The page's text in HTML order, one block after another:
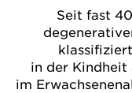
Seit fast
in der Kindheit
im